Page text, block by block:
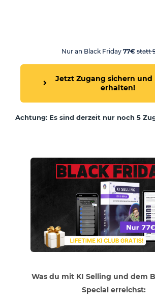
Nur an Black Friday 77€ statt
Jetzt Zugang sichern und
erhalten!
Achtung: Es sind derzeit nur noch 5
Was du mit KI Selling und dem
Special erreichst: